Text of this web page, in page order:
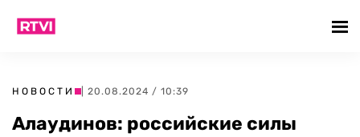
НОВОСТИ | 20.08.2024 / 10:39
Алаудинов: российские силы